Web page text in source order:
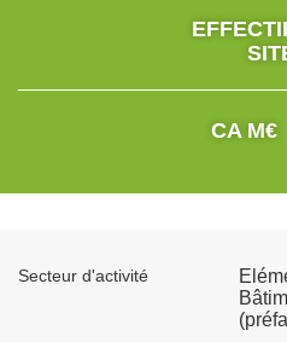
CA M€
Secteur d'activité